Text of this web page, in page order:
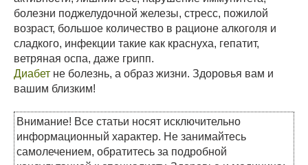
болезни поджелудочной железы, стресс, пожилой
возраст, большое количество в рационе алкоголя и
сладкого, инфекции такие как краснуха, гепатит,
ветряная оспа, даже грипп.
Диабет не болезнь, а образ жизни. Здоровья вам и
вашим близким!
Внимание! Все статьи носят исключительно
информационный характер. Не занимайтесь
самолечением, обратитесь за подробной